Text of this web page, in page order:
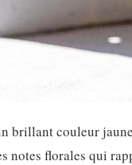
brillant couleur
notes florales qui